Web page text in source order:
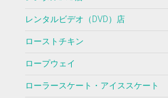
レンタルビデオ（DVD）店
ローストチキン
ロープウェイ
ローラースケート・アイススケート